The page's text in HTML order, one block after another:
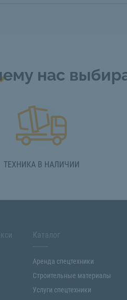
нас
ТЕХНИКА В НАЛИЧИИ
Каталог
Аренда спецтехники
Строительные материалы
Услуги спецтехники